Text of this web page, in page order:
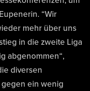
“Wir
mehr über uns
in die zweite Liga
abgenommen“,
diversen
ein wenig